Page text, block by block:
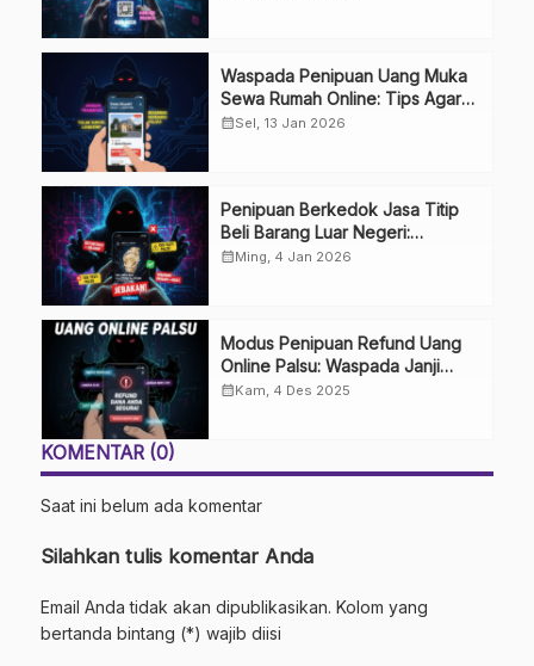
Waspada Penipuan Uang Muka
Sewa Rumah Online: Tips Agar
Tidak Terkecoh
calendar_monthSel, 13 Jan 2026
Penipuan Berkedok Jasa Titip
Beli Barang Luar Negeri:
Waspada Impian Belanja Impor
calendar_monthMing, 4 Jan 2026
Modus Penipuan Refund Uang
Online Palsu: Waspada Janji
Uang Kembali
calendar_monthKam, 4 Des 2025
KOMENTAR (0)
Saat ini belum ada komentar
Silahkan tulis komentar Anda
Email Anda tidak akan dipublikasikan. Kolom yang
bertanda bintang (*) wajib diisi